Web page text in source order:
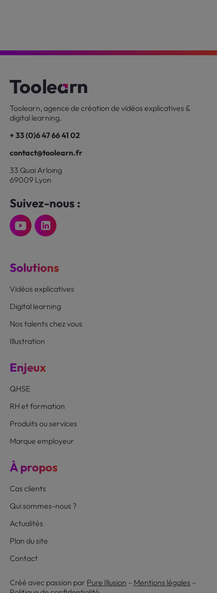
Toolearn, agence de création de vidéos explicatives &
digital learning.
+ 33 (0)6 47 66 41 02
contact@toolearn.fr
33 Quai Arloing
69009 Lyon
Suivez-nous :
Solutions
Vidéos explicatives
Digital learning
Nos talents chez vous
Illustration
Enjeux
QHSE
RH et formation
Produits ou services
Marque employeur
À propos
Cas clients
Qui sommes-nous ?
Actualités
Plan du site
Contact
Créé avec passion par Pure Illusion – Mentions légales –